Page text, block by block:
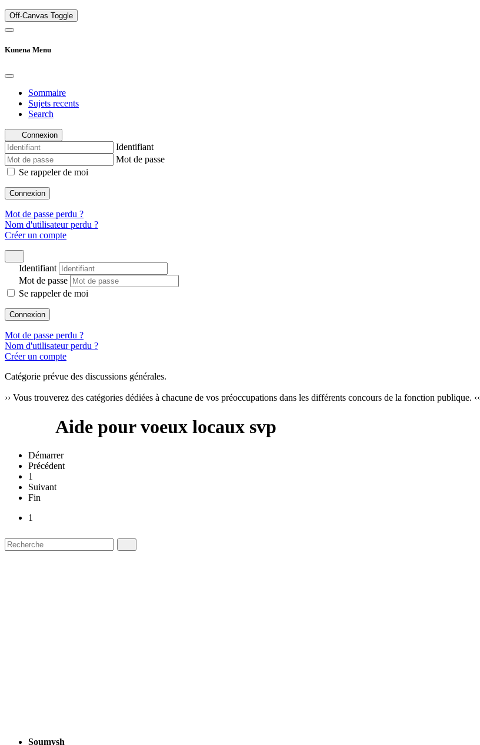
Off-Canvas Toggle
Kunena Menu
Sommaire
Sujets recents
Search
Connexion
Identifiant
Mot de passe
Se rappeler de moi
Connexion
Mot de passe perdu ?
Nom d'utilisateur perdu ?
Créer un compte
Identifiant
Mot de passe
Se rappeler de moi
Connexion
Mot de passe perdu ?
Nom d'utilisateur perdu ?
Créer un compte
Catégorie prévue des discussions générales.
›› Vous trouverez des catégories dédiées à chacune de vos préoccupations dans les différents concours de la fonction publique. ‹‹
Aide pour voeux locaux svp
Démarrer
Précédent
1
Suivant
Fin
1
Soumysh